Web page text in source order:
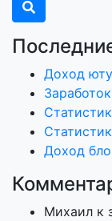
Доход
Доход
Михаил к